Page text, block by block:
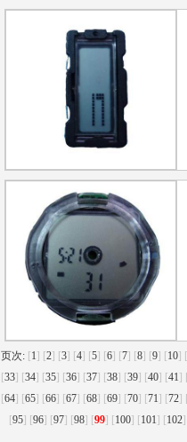
页次: [1] [2] [3] [4] [5] [6] [7] [8] [9] [10] [
[33] [34] [35] [36] [37] [38] [39] [40] [41]
[64] [65] [66] [67] [68] [69] [70] [71] [72]
[95] [96] [97] [98] [99] [100] [101] [102]